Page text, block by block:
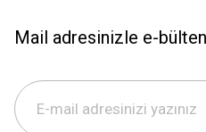
Mail adresinizle e-